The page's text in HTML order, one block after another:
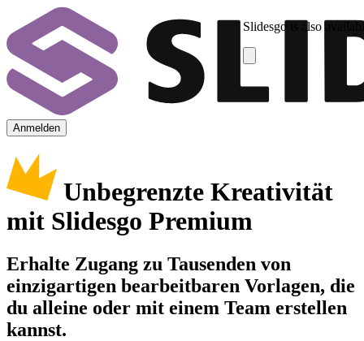
Slidesgo is also
Anmelden
Unbegrenzte Kreativität
mit Slidesgo Premium
Erhalte Zugang zu Tausenden von
einzigartigen bearbeitbaren Vorlagen, die
du alleine oder mit einem Team erstellen
kannst.